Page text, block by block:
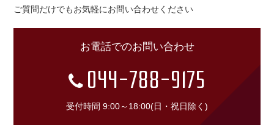
ご質問だけでもお気軽にお問い合わせください
お電話でのお問い合わせ
044-788-9175
受付時間 9:00～18:00(日・祝日除く)